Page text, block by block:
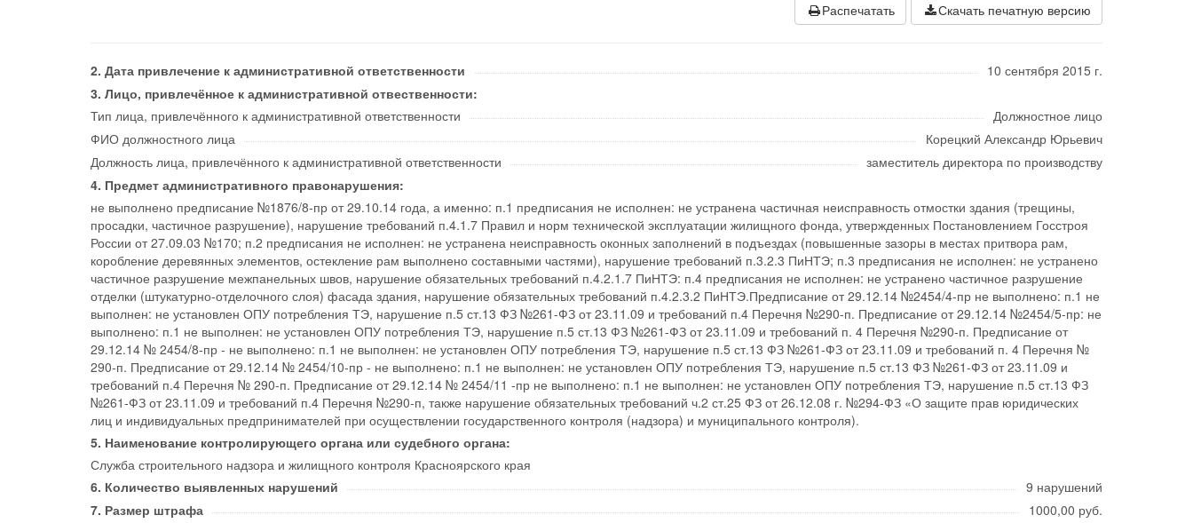
Распечатать Скачать печатную версию
Дата привлечение к административной ответственности
10 сентября 2015 г.
Лицо, привлечённое к административной отвественности:
Тип лица, привлечённого к административной ответственности
Должностное лицо
ФИО должностного лица
Корецкий Александр Юрьевич
Должность лица, привлечённого к административной ответственности
заместитель директора по производству
Предмет административного правонарушения:
не выполнено предписание №1876/8-пр от 29.10.14 года, а именно: п.1 предписания не исполнен: не устранена частичная неисправность отмостки здания (трещины,
просадки, частичное разрушение), нарушение требований п.4.1.7 Правил и норм технической эксплуатации жилищного фонда, утвержденных Постановлением Госстроя
России от 27.09.03 №170; п.2 предписания не исполнен: не устранена неисправность оконных заполнений в подъездах (повышенные зазоры в местах притвора рам,
коробление деревянных элементов, остекление рам выполнено составными частями), нарушение требований п.3.2.3 ПиНТЭ; п.3 предписания не исполнен: не устранено
частичное разрушение межпанельных швов, нарушение обязательных требований п.4.2.1.7 ПиНТЭ: п.4 предписания не исполнен: не устранено частичное разрушение
отделки (штукатурно-отделочного слоя) фасада здания, нарушение обязательных требований п.4.2.3.2 ПиНТЭ.Предписание от 29.12.14 №2454/4-пр не выполнено: п.1 не
выполнен: не установлен ОПУ потребления ТЭ, нарушение п.5 ст.13 ФЗ №261-ФЗ от 23.11.09 и требований п.4 Перечня №290-п. Предписание от 29.12.14 №2454/5-пр: не
выполнено: п.1 не выполнен: не установлен ОПУ потребления ТЭ, нарушение п.5 ст.13 ФЗ №261-ФЗ от 23.11.09 и требований п. 4 Перечня №290-п. Предписание от
29.12.14 № 2454/8-пр - не выполнено: п.1 не выполнен: не установлен ОПУ потребления ТЭ, нарушение п.5 ст.13 ФЗ №261-ФЗ от 23.11.09 и требований п. 4 Перечня №
290-п. Предписание от 29.12.14 № 2454/10-пр - не выполнено: п.1 не выполнен: не установлен ОПУ потребления ТЭ, нарушение п.5 ст.13 ФЗ №261-ФЗ от 23.11.09 и
требований п.4 Перечня № 290-п. Предписание от 29.12.14 № 2454/11 -пр не выполнено: п.1 не выполнен: не установлен ОПУ потребления ТЭ, нарушение п.5 ст.13 ФЗ
№261-ФЗ от 23.11.09 и требований п.4 Перечня №290-п, также нарушение обязательных требований ч.2 ст.25 ФЗ от 26.12.08 г. №294-ФЗ «О защите прав юридических
лиц и индивидуальных предпринимателей при осуществлении государственного контроля (надзора) и муниципального контроля).
Наименование контролирующего органа или судебного органа:
Служба строительного надзора и жилищного контроля Красноярского края
Количество выявленных нарушений
9 нарушений
Размер штрафа
1000,00 руб.